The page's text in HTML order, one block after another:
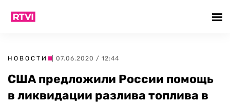
НОВОСТИ | 07.06.2020 / 12:44
США предложили России помощь
в ликвидации разлива топлива в